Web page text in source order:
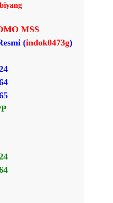
MSS
(indok0473g)